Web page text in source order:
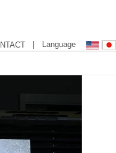
| Language